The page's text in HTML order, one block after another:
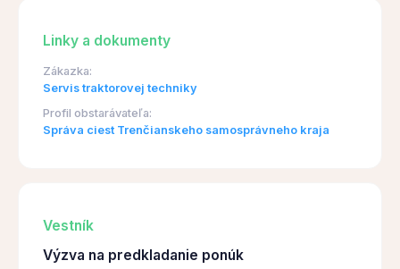
Linky a dokumenty
Zákazka:
Servis traktorovej techniky
Profil obstarávateľa:
Správa ciest Trenčianskeho samosprávneho kraja
Vestník
Výzva na predkladanie ponúk